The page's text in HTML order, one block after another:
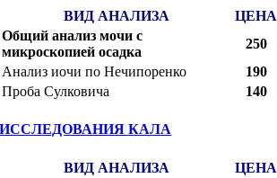
ВИД АНАЛИЗА ЦЕНА
Общий анализ мочи с
микроскопией осадка
250
Анализ иочи по Нечипоренко
190
Проба Сулковича
140
ИССЛЕДОВАНИЯ КАЛА
ВИД АНАЛИЗА ЦЕНА